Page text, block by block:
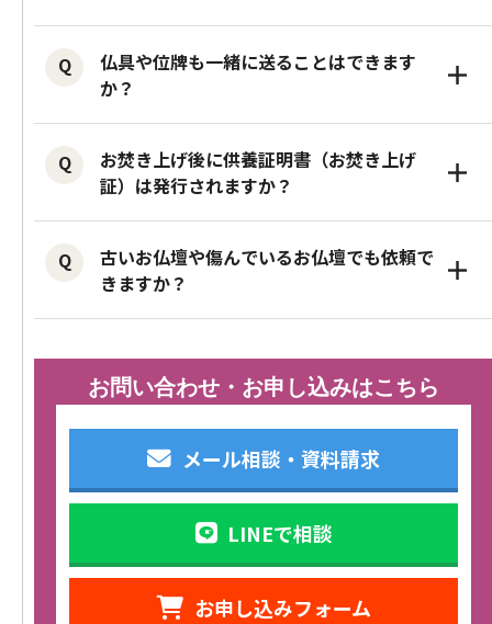
されていますが、菩提寺がない方や依頼
が難しい方も多くいらっしゃいます。
涙そうそうでは、魂抜きをしていないお
仏壇についても、僧侶による読経供養のう
え、お焚き上げを行っております。
で、段ボールに入るお仏壇であればお焚
高さが50cmを超えるお仏壇については、
梱包や配送方法の確認が必要となるた
め、事前にご相談ください。
また、段ボールに入らない大型のお仏壇
は「お仏壇処分
さい。
仏具や位牌も一緒に送ることはできます
か？
＋
類も一緒にお焚き上げできます。
ご利用がおすすめです。
なお、お仏壇は詰め放題プランの対象外
となります。
お焚き上げ後に供養証明書（お焚き上げ
証）は発行されますか？
＋
「お焚き上げ証」を発行しております。
※郵送（紙でのお届け）の場合別途2,200
円にて承ります。
供養が完了したことを確認できるため、
安心してご利用いただけます。
古いお仏壇や傷んでいるお仏壇でも依頼で
きますか？
＋
古くなったお仏壇や使用年数の長いお仏
壇でも、お焚き上げ供養を承っておりま
お問い合わせ・お申し込みはこちら
メール相談・資料請求
LINEで相談
お申し込みフォーム